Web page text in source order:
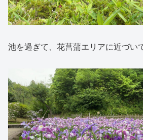
池を過ぎて、花菖蒲エリアに近づい